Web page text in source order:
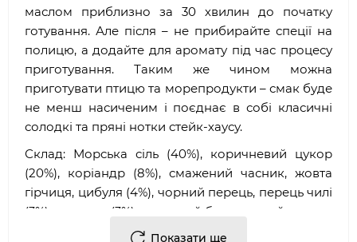
маслом приблизно за 30 хвилин до початку
готування. Але після – не прибирайте спеції на
полицю, а додайте для аромату під час процесу
приготування. Таким же чином можна
приготувати птицю та морепродукти – смак буде
не менш насиченим і поєднає в собі класичні
солодкі та пряні нотки стейк-хаусу.
Склад: Морська сіль (40%), коричневий цукор
(20%), коріандр (8%), смажений часник, жовта
гірчиця, цибуля (4%), чорний перець, перець чилі
(3%), паприка (3%), червоний болгарський перець
(3%), кмин, E551, екстракт паприки.
Показати ще